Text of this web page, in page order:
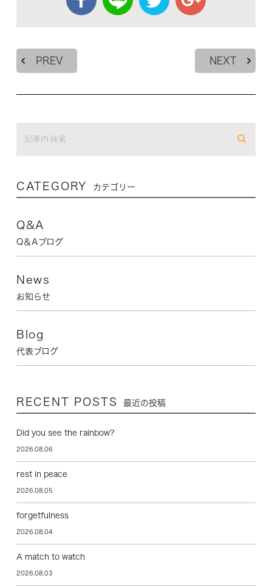
PREV NEXT
CATEGORY カテゴリー
Q&A
Q＆Aブログ
News
お知らせ
Blog
代表ブログ
RECENT POSTS 最近の投稿
Did you see the rainbow?
2026.08.06
rest in peace
2026.08.05
forgetfulness
2026.08.04
A match to watch
2026.08.03